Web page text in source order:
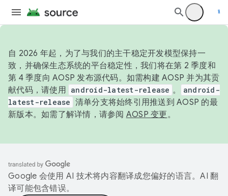
自 2026 年起，为了与我们的主干稳定开发模型保持一
致，并确保生态系统的平台稳定性，我们将在第 2 季度和
第 4 季度向 AOSP 发布源代码。如需构建 AOSP 并为其贡
献代码，请使用 android-latest-release 。
android-
latest-release 清单分支将始终引用推送到 AOSP 的最
新版本。如需了解详情，请参阅 AOSP 变更。
Google 会使用 AI 技术将内容翻译成您偏好的语言。AI 翻
译可能包含错误。